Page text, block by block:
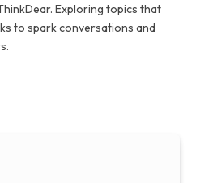
Exploring topics that
to spark conversations and